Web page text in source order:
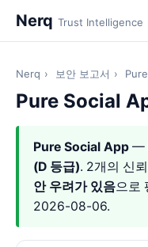
Nerq Trust Intelligence
Nerq › 보안 보고서 ›
Pure Social
Pure Social App —
(D 등급). 2개의 신
안 우려가 있음으로
2026-08-06.